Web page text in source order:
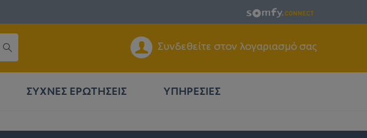
Συνδεθείτε στον λογαριασμό σας
ΣΥΧΝΈΣ ΕΡΩΤΉΣΕΙΣ ΥΠΗΡΕΣΙΕΣ